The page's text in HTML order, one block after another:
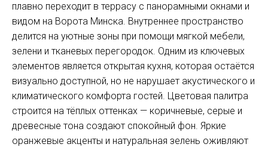
плавно переходит в террасу с панорамными окнами и
видом на Ворота Минска. Внутреннее пространство
делится на уютные зоны при помощи мягкой мебели,
зелени и тканевых перегородок. Одним из ключевых
элементов является открытая кухня, которая остаётся
визуально доступной, но не нарушает акустического и
климатического комфорта гостей. Цветовая палитра
строится на тёплых оттенках — коричневые, серые и
древесные тона создают спокойный фон. Яркие
оранжевые акценты и натуральная зелень оживляют